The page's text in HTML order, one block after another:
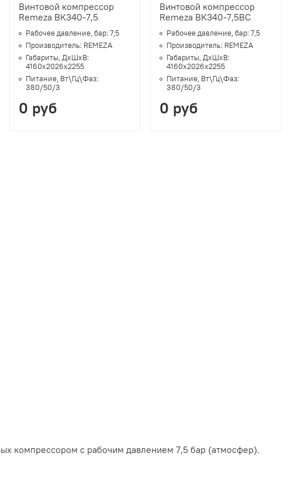
Винтовой компрессор
Remeza ВК340-7,5
Рабочее давление, бар:7,5
Производитель: REMEZA
Габариты, ДхШхВ:
4160х2026х2255
Питание, Вт\Гц\Фаз:
380/50/3
0 руб
Винтовой компрессор
Remeza ВК340-7,5ВС
Рабочее давление, бар:7,5
Производитель: REMEZA
Габариты, ДхШхВ:
4160х2026х2255
Питание, Вт\Гц\Фаз:
380/50/3
0 руб
компрессором с рабочим давлением 7,5 бар (атмосфер).